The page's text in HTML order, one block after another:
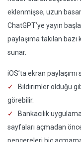
eklenmişse, uzun
ChatGPT’ye yayın
paylaşıma takılan
sunar.
iOS’ta ekran paylaşımı
Bildirimler olduğu
görebilir.
Bankacılık
sayfaları açmadan